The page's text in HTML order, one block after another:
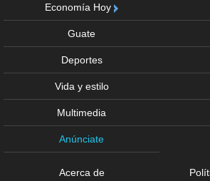
Economía Hoy
Guate
Deportes
Vida y estilo
Multimedia
Anúnciate
Acerca de